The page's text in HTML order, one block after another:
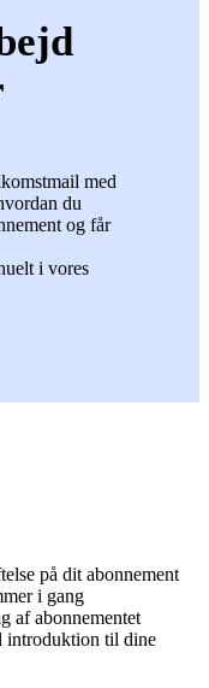
med
du
og får
i vores
på dit abonnement
i gang
af abonnementet
introduktion til dine